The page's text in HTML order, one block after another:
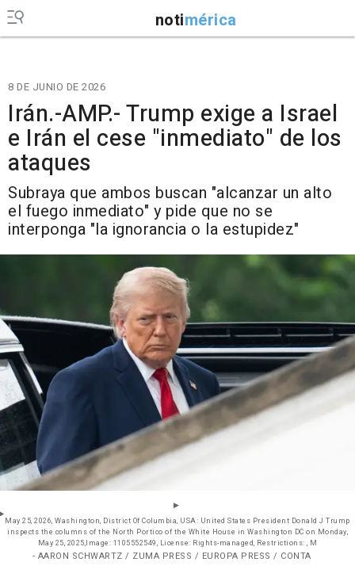
notimérica
8 DE JUNIO DE 2026
Irán.-AMP.- Trump exige a Israel
e Irán el cese "inmediato" de los
ataques
Subraya que ambos buscan "alcanzar un alto
el fuego inmediato" y pide que no se
interponga "la ignorancia o la estupidez"
May 25, 2026, Washington, District Of Columbia, USA: United States President Donald J Trump
inspects the columns of the North Portico of the White House in Washington DC on Monday,
May 25, 2025,Image: 1105552549, License: Rights-managed, Restrictions: , M
- AARON SCHWARTZ / ZUMA PRESS / EUROPA PRESS / CONTA